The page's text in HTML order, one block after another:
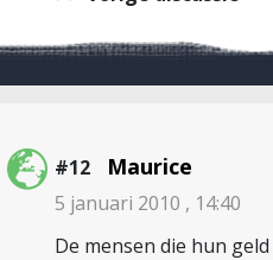
#12 Maurice
5 januari 2010 , 14:40
De mensen die hun